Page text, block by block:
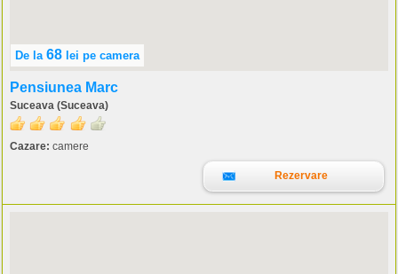
De la 68 lei pe camera
Pensiunea Marc
Suceava (Suceava)
Cazare: camere
Rezervare